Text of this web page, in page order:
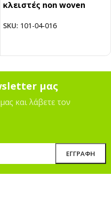
κλειστές non woven
SKU: 101-04-016
μας
και λάβετε τον